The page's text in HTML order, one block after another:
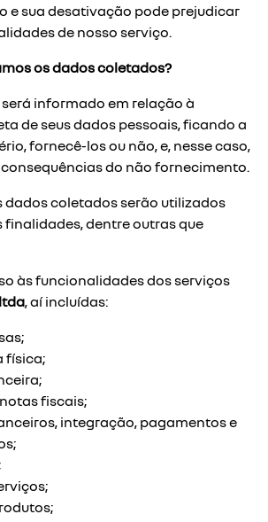
e sua desativação pode prejudicar
de nosso serviço.
os dados coletados?
informado em relação à
de seus dados pessoais, ficando a
fornecê-los ou não, e, nesse caso,
do não fornecimento.
dados coletados serão utilizados
finalidades, dentre outras que
às funcionalidades dos serviços
, aí incluídas:
física;
fiscais;
integração, pagamentos e